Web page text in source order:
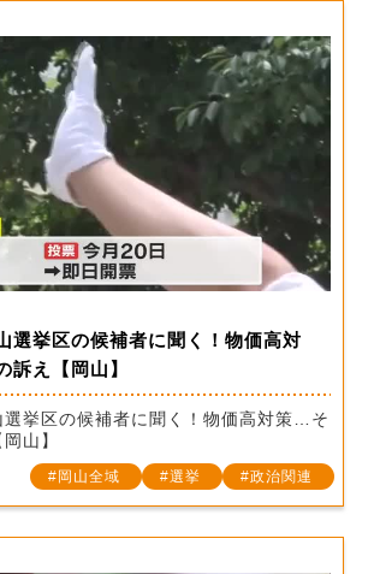
選挙区の候補者に聞く！物価高対
え【岡山】
選挙区の候補者に聞く！物価高対策…そ
山】
岡山全域 選挙 政治関連